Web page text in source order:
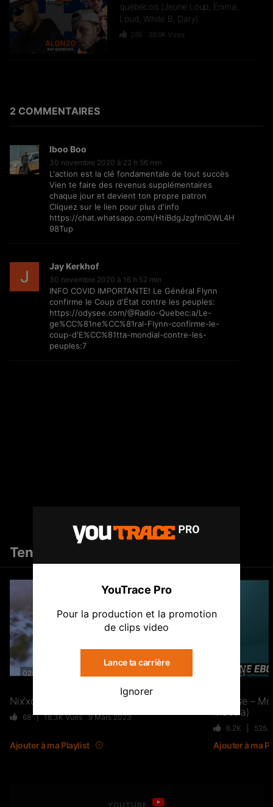
québécois (Jeune Loup, Enima,
Loud, White B, Dary)
286 38.9K Vues
“Cœur Abimé” (Documentaire)
1.7K 97.1KVues
Richy Jay – Vas-y molo
39 11.9KVues
J’passe sur TRACE #4 : Dans
l’intimité de TAYC (Documentaire) –
3.4K 336.5K
Sexion d’Assaut : Le Retour Des
Singuila…) – FLASHBACK
2 COMMENTAIRES
Iboo Boo
30 novembre 2020 à 22 h 56 min
L'action est la clé fondamentale de tout succès
Vien te faire des revenus supplémentaires
chaque jour et devient ton propre patron
Cliquez sur le lien pour plus d'info
https://chat.whatsapp.com/HtiBdgJzgfmIOWL4H
98Tup
Jay Kerkhof
30 novembre 2020 à 16 h 52 min
INFO COVID IMPORTANTE! Le Général Flynn
confirme le Coup d'État contre les peuples:
https://odysee.com/@Radio-Quebec:a/Le-
ge%CC%81ne%CC%81ral-Flynn-confirme-le-
coup-d'E%CC%81tta-mondial-contre-les-
peuples:7
Tendances
02:49
Nix’xon – Lettre à ma mère
68 18.3KVues 9 Mars 2023
Ajouter à ma Playlist
03:21
Lorysse –
Mboula)
6.2K
Ajouter à ma
YOUTUBE
YouTrace Pro
Pour la production et la promotion
de clips video
Lance ta carrière
Ignorer